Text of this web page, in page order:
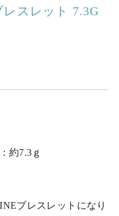
スレット 7.3G
約7.3ｇ
ブレスレットになり